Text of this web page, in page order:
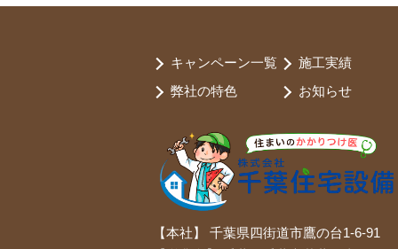
キャンペーン一覧
施工実績
弊社の特色
お知らせ
【本社】 千葉県四街道市鷹の台1-6-91